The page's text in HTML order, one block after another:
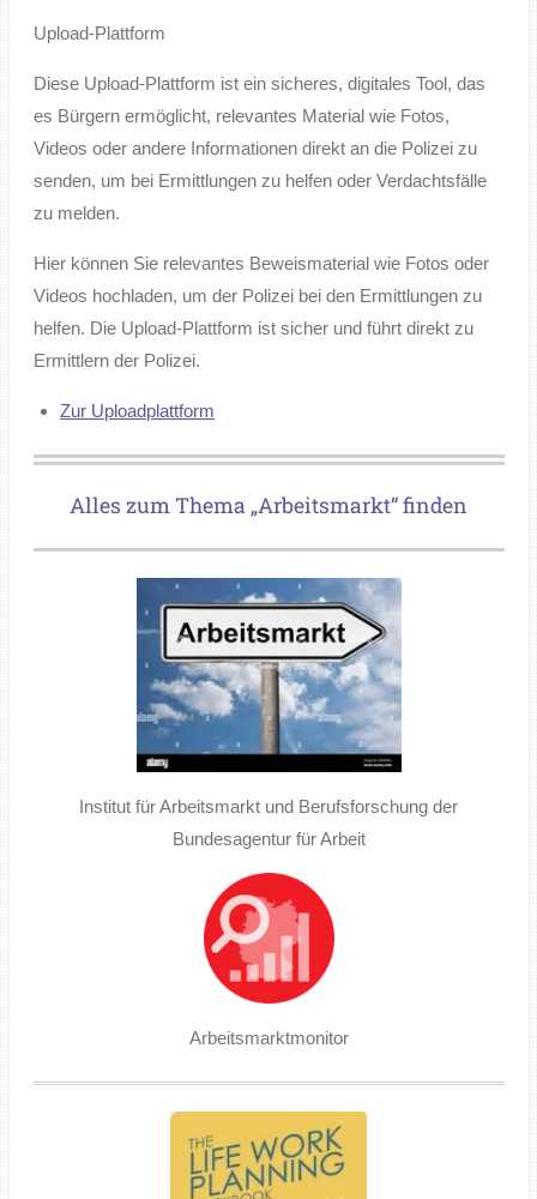
Upload-Plattform
Diese Upload-Plattform ist ein sicheres, digitales Tool, das
es Bürgern ermöglicht, relevantes Material wie Fotos,
Videos oder andere Informationen direkt an die Polizei zu
senden, um bei Ermittlungen zu helfen oder Verdachtsfälle
zu melden.
Hier können Sie relevantes Beweismaterial wie Fotos oder
Videos hochladen, um der Polizei bei den Ermittlungen zu
helfen. Die Upload-Plattform ist sicher und führt direkt zu
Ermittlern der Polizei.
Zur Uploadplattform
Alles zum Thema „Arbeitsmarkt“ finden
Institut für Arbeitsmarkt und Berufsforschung der
Bundesagentur für Arbeit
Arbeitsmarktmonitor